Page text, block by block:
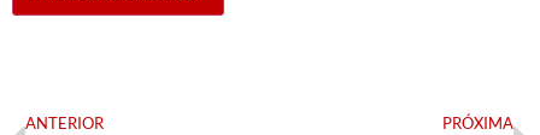
ANTERIOR PRÓXIMA